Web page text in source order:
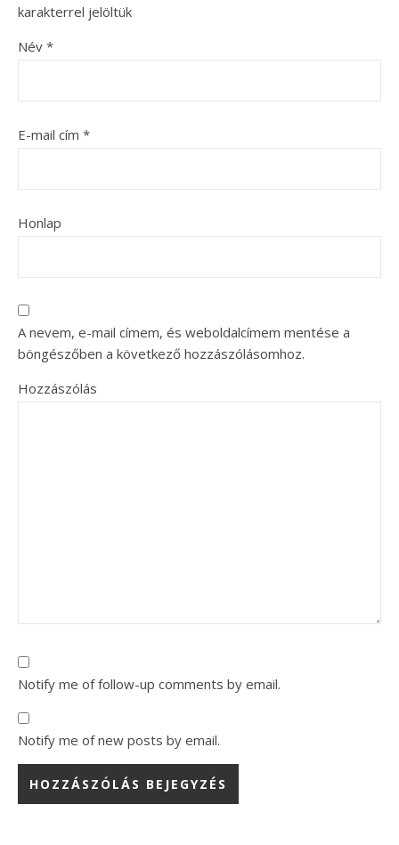
karakterrel jelöltük
Név *
E-mail cím *
Honlap
A nevem, e-mail címem, és weboldalcímem mentése a
böngészőben a következő hozzászólásomhoz.
Hozzászólás
Notify me of follow-up comments by email.
Notify me of new posts by email.